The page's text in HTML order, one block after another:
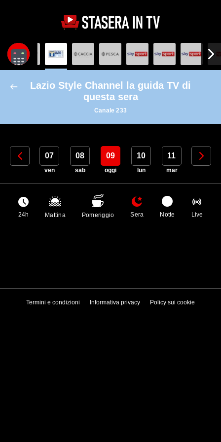
Lazio Style Channel la guida TV di
questa sera
Canale 233
06 07
ven
08
sab
09
oggi
10
lun
11
mar
12
24h Mattina Pomeriggio Sera Notte Live
Termini e condizioni Informativa privacy Policy sui cookie